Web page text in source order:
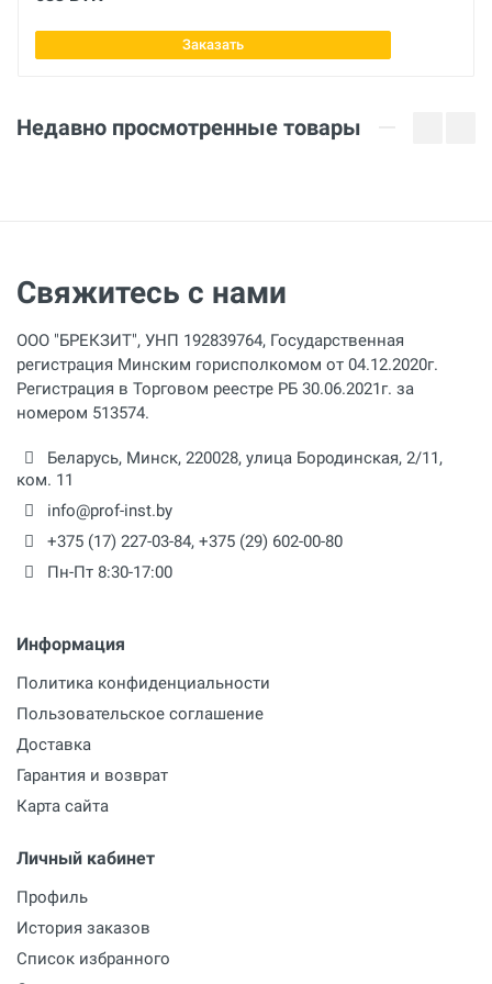
Вес брутто
Макс. рабочий Ø захвата
Длина ручки
Ширина губок
67 мм
Заказать
Недавно просмотренные товары
Свяжитесь с нами
ООО "БРЕКЗИТ", УНП 192839764, Государственная
регистрация Минским горисполкомом от 04.12.2020г.
Регистрация в Торговом реестре РБ 30.06.2021г. за
номером 513574.
Беларусь, Минск, 220028, улица Бородинская, 2/11,
ком. 11
info@prof-inst.by
+375 (17) 227-03-84, +375 (29) 602-00-80
Пн-Пт 8:30-17:00
Информация
Политика конфиденциальности
Пользовательское соглашение
Доставка
Гарантия и возврат
Карта сайта
Личный кабинет
Профиль
История заказов
Список избранного